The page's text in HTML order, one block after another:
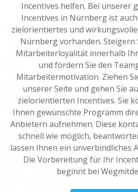
Incentives helfen. Bei unserer
Incentives in Nürnberg ist
zielorientiertes und
Nürnberg vorhanden. Steigern
Mitarbeiterloyalität innerhalb
und fördern Sie den
Mitarbeitermotivation. Ziehen
unserer Seite und gehen Sie
zielorientierten Incentives. Sie
Ihnen gewünschte Programm
Anbietern aufnehmen. Diese
schnell wie möglich,
lassen Ihnen ein unverbindliches
Die Vorbereitung für Ihr
beginnt bei